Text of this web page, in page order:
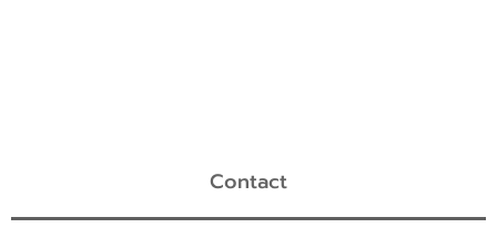
Contact